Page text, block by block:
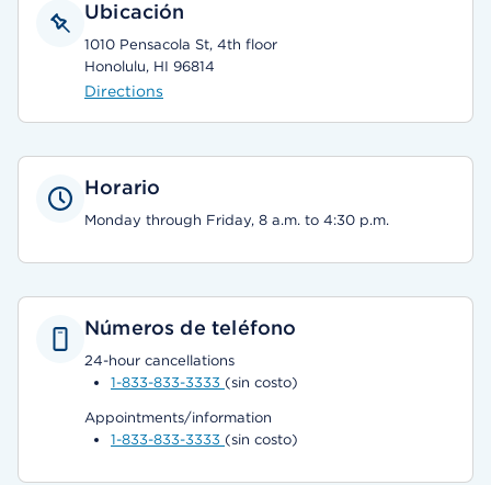
Ubicación
1010 Pensacola St, 4th floor
Honolulu, HI 96814
Directions
Horario
Monday through Friday, 8 a.m. to 4:30 p.m.
Números de teléfono
24-hour cancellations
1-833-833-3333 (sin costo)
Appointments/information
1-833-833-3333 (sin costo)